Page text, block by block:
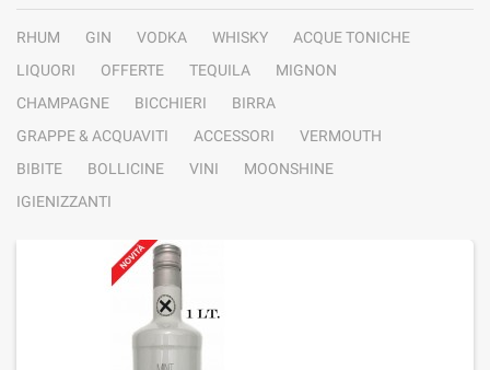
RHUM GIN VODKA WHISKY
ACQUE TONICHE
LIQUORI
OFFERTE TEQUILA
MIGNON
CHAMPAGNE
BICCHIERI
BIRRA
GRAPPE & ACQUAVITI
ACCESSORI
VERMOUTH
BIBITE
BOLLICINE VINI
MOONSHINE
IGIENIZZANTI